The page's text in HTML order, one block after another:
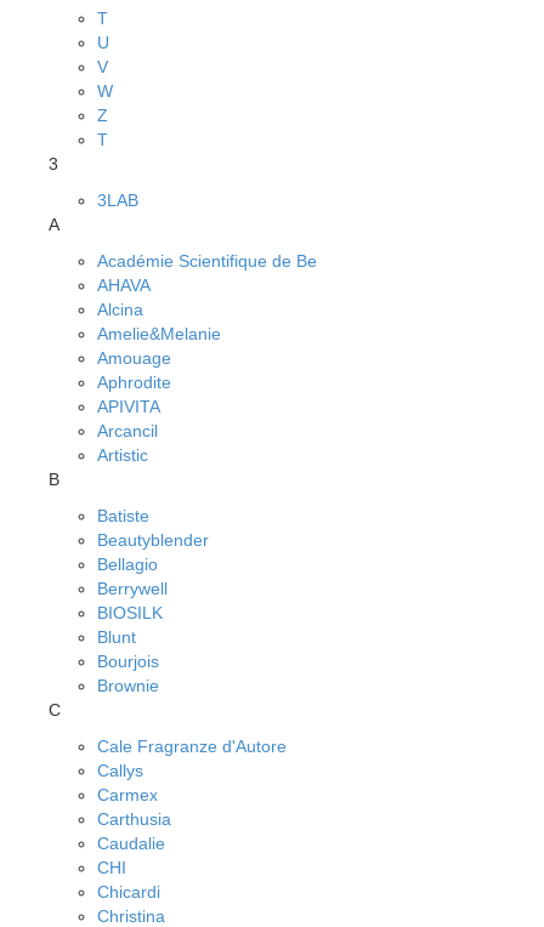
T
U
V
W
Z
Т
3
3LAB
A
Académie Scientifique de Be
AHAVA
Alcina
Amelie&Melanie
Amouage
Aphrodite
APIVITA
Arcancil
Artistic
B
Batiste
Beautyblender
Bellagio
Berrywell
BIOSILK
Blunt
Bourjois
Brownie
C
Cale Fragranze d'Autore
Callys
Carmex
Carthusia
Caudalie
CHI
Chicardi
Christina